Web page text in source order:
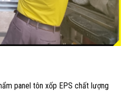
panel tôn xốp EPS chất lượng